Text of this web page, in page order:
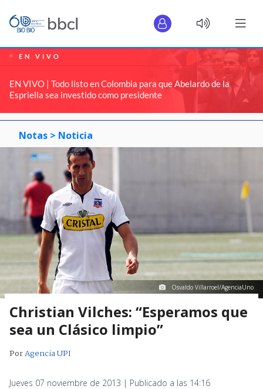
EN VIVO
EN VIVO | Todo listo en Colombia para que Abelardo de la
Espriella sea investido como presidente
Notas > Noticia
Osvaldo Villarroel/AgenciaUno
Christian Vilches: “Esperamos que
sea un Clásico limpio”
PorAgencia UPI
Jueves 07 noviembre de 2013 | Publicado a las 14:16